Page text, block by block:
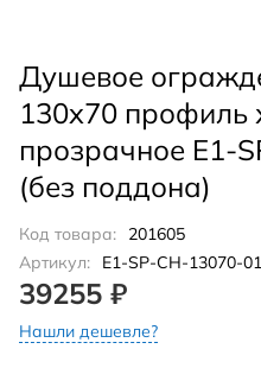
Душевое
130x70 профиль
прозрачное E1-
(без поддона)
Код товара:
201605
Артикул:
E1-SP-CH-13070-
39255 ₽
Нашли дешевле?